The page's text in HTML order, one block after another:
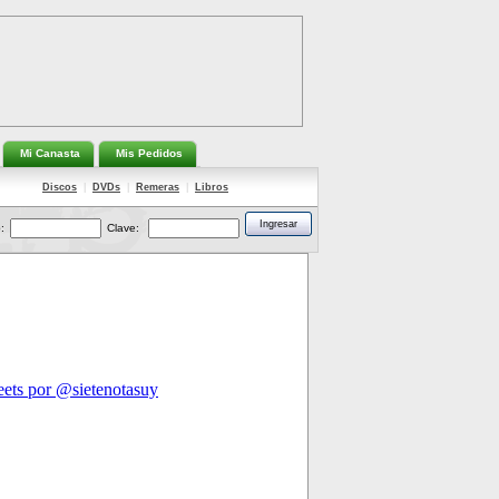
Mi Canasta Mis Pedidos
Discos DVDs Remeras Libros
Clave: